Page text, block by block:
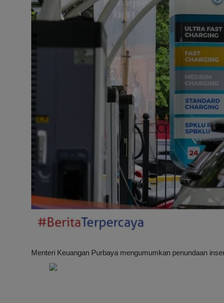
Menteri Keuangan Purbaya mengumumkan penundaan